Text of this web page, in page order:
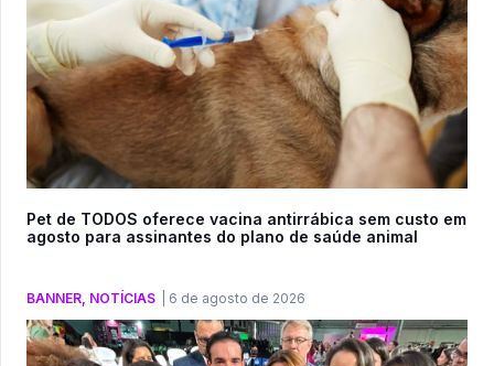
Pet de TODOS oferece vacina antirrábica sem custo em
agosto para assinantes do plano de saúde animal
BANNER NOTÍCIAS 6 de agosto de 2026